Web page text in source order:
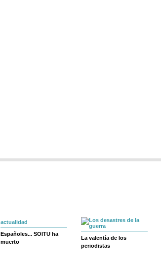
actualidad
Españoles... SOITU ha
muerto
La valentía de los
periodistas